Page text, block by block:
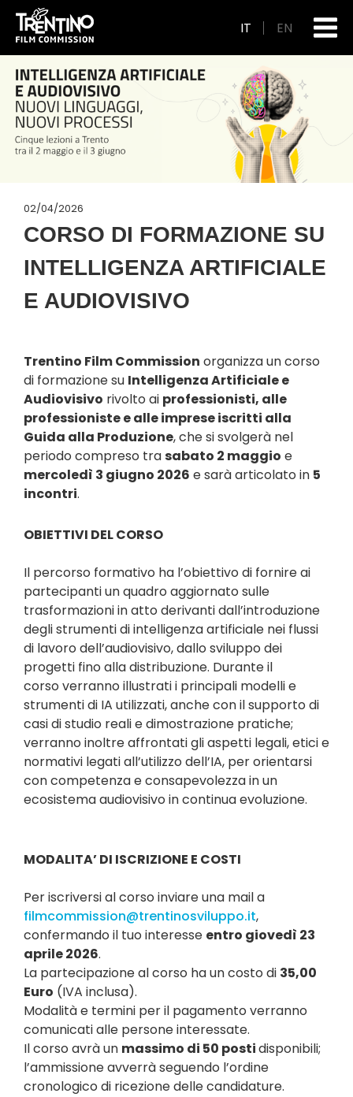
IT EN
02/04/2026
CORSO DI FORMAZIONE SU
INTELLIGENZA ARTIFICIALE
E AUDIOVISIVO
Trentino Film Commission organizza un corso
di formazione su Intelligenza Artificiale e
Audiovisivo rivolto ai professionisti, alle
professioniste e alle imprese iscritti alla
Guida alla Produzione, che si svolgerà nel
periodo compreso trasabato 2 maggio e
mercoledì 3 giugno 2026 e sarà articolato in 5
incontri.
OBIETTIVI DEL CORSO
Il percorso formativo ha l’obiettivo di fornire ai
partecipanti un quadro aggiornato sulle
trasformazioni in atto derivanti dall’introduzione
degli strumenti di intelligenza artificiale nei flussi
di lavoro dell’audiovisivo, dallo sviluppo dei
progetti fino alla distribuzione. Durante il
corso verranno illustrati i principali modelli e
strumenti di IA utilizzati, anche con il supporto di
casi di studio reali e dimostrazione pratiche;
verranno inoltre affrontati gli aspetti legali, etici e
normativi legati all’utilizzo dell’IA, per orientarsi
con competenza e consapevolezza in un
ecosistema audiovisivo in continua evoluzione.
MODALITA’ DI ISCRIZIONE E COSTI
Per iscriversi al corso inviare una mail a
filmcommission@trentinosviluppo.it,
confermando il tuo interesse entro giovedì 23
aprile 2026.
La partecipazione al corso ha un costo di 35,00
Euro (IVA inclusa).
Modalità e termini per il pagamento verranno
comunicati alle persone interessate.
Il corso avrà un massimo di 50 postidisponibili;
l’ammissione avverrà seguendo l’ordine
cronologico di ricezione delle candidature.